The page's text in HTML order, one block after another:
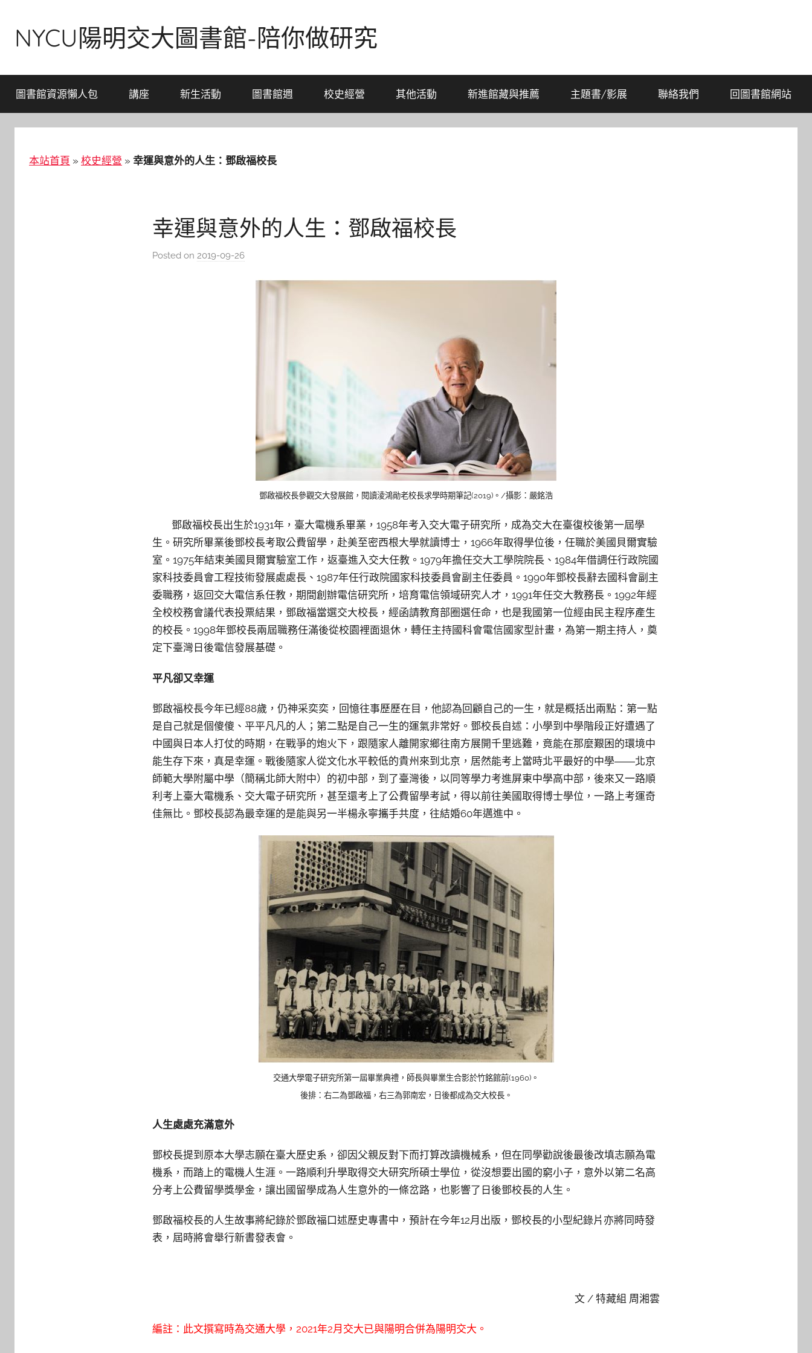
contentNYCU陽明交大圖書館-陪你做研究
圖書館資源懶人包 講座 新生活動 圖書館週 校史經營 其他活動 新進館藏與推薦 主題書/影展 聯絡我們 回圖書館網站
本站首頁 » 校史經營 » 幸運與意外的人生：鄧啟福校長
幸運與意外的人生：鄧啟福校長
Posted on 2019-09-26
鄧啟福校長參觀交大發展館，閱讀淩鴻勛老校長求學時期筆記(2019)。/攝影：嚴銘浩
鄧啟福校長出生於1931年，臺大電機系畢業，1958年考入交大電子研究所，成為交大在臺復校後第一屆學
生。研究所畢業後鄧校長考取公費留學，赴美至密西根大學就讀博士，1966年取得學位後，任職於美國貝爾實驗
室。1975年結束美國貝爾實驗室工作，返臺進入交大任教。1979年擔任交大工學院院長、1984年借調任行政院國
家科技委員會工程技術發展處處長、1987年任行政院國家科技委員會副主任委員。1990年鄧校長辭去國科會副主
委職務，返回交大電信系任教，期間創辦電信研究所，培育電信領域研究人才，1991年任交大教務長。1992年經
全校校務會議代表投票結果，鄧啟福當選交大校長，經函請教育部圈選任命，也是我國第一位經由民主程序產生
的校長。1998年鄧校長兩屆職務任滿後從校園裡面退休，轉任主持國科會電信國家型計畫，為第一期主持人，奠
定下臺灣日後電信發展基礎。
平凡卻又幸運
鄧啟福校長今年已經88歲，仍神采奕奕，回憶往事歷歷在目，他認為回顧自己的一生，就是概括出兩點：第一點
是自己就是個傻傻、平平凡凡的人；第二點是自己一生的運氣非常好。鄧校長自述：小學到中學階段正好遭遇了
中國與日本人打仗的時期，在戰爭的炮火下，跟隨家人離開家鄉往南方展開千里逃難，竟能在那麼艱困的環境中
能生存下來，真是幸運。戰後隨家人從文化水平較低的貴州來到北京，居然能考上當時北平最好的中學――北京
師範大學附屬中學（簡稱北師大附中）的初中部，到了臺灣後，以同等學力考進屏東中學高中部，後來又一路順
利考上臺大電機系、交大電子研究所，甚至還考上了公費留學考試，得以前往美國取得博士學位，一路上考運奇
佳無比。鄧校長認為最幸運的是能與另一半楊永寧攜手共度，往結婚60年邁進中。
交通大學電子研究所第一屆畢業典禮，師長與畢業生合影於竹銘館前(1960)。
後排：右二為鄧啟福，右三為郭南宏，日後都成為交大校長。
人生處處充滿意外
鄧校長提到原本大學志願在臺大歷史系，卻因父親反對下而打算改讀機械系，但在同學勸說後最後改填志願為電
機系，而踏上的電機人生涯。一路順利升學取得交大研究所碩士學位，從沒想要出國的窮小子，意外以第二名高
分考上公費留學獎學金，讓出國留學成為人生意外的一條岔路，也影響了日後鄧校長的人生。
鄧啟福校長的人生故事將紀錄於鄧啟福口述歷史專書中，預計在今年12月出版，鄧校長的小型紀錄片亦將同時發
表，屆時將會舉行新書發表會。
文 / 特藏組 周湘雲
編註：此文撰寫時為交通大學，2021年2月交大已與陽明合併為陽明交大。